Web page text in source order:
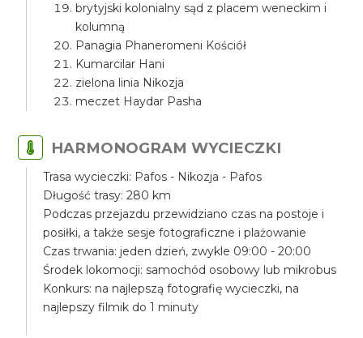
brytyjski kolonialny sąd z placem weneckim i
kolumną
Panagia Phaneromeni Kościół
Kumarcilar Hani
zielona linia Nikozja
meczet Haydar Pasha
HARMONOGRAM WYCIECZKI
Trasa wycieczki: Pafos - Nikozja - Pafos
Długość trasy: 280 km
Podczas przejazdu przewidziano czas na postoje i
posiłki, a także sesje fotograficzne i plażowanie
Czas trwania: jeden dzień, zwykle 09:00 - 20:00
Środek lokomocji: samochód osobowy lub mikrobus
Konkurs: na najlepszą fotografię wycieczki, na
najlepszy filmik do 1 minuty